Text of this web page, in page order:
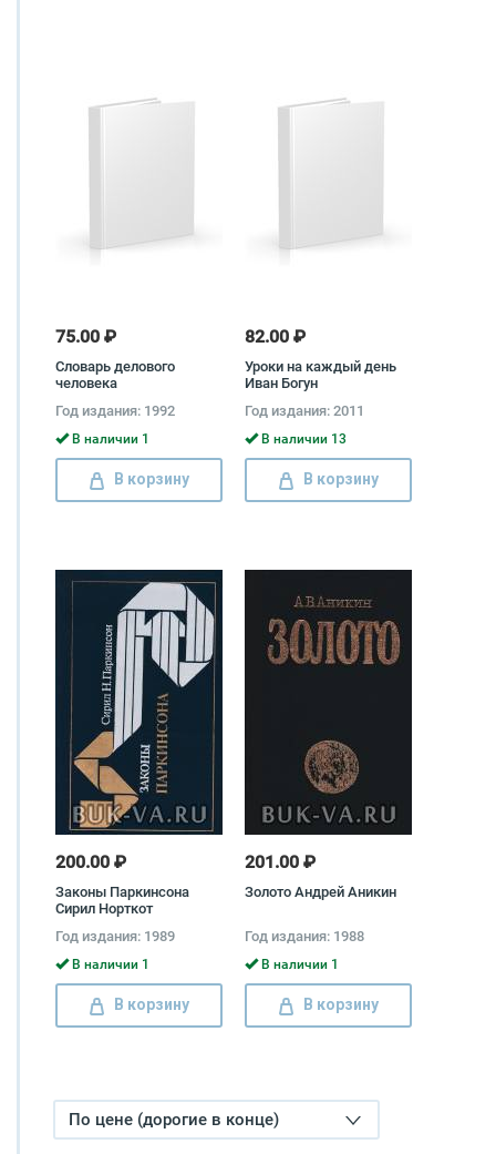
75.00 ₽
Словарь делового
человека
Год издания: 1992
В наличии 1
В корзину
82.00 ₽
Уроки на каждый день
Иван Богун
Год издания: 2011
В наличии 13
В корзину
200.00 ₽
Законы Паркинсона
Сирил Норткот
Год издания: 1989
В наличии 1
В корзину
201.00 ₽
Золото Андрей Аникин
Год издания: 1988
В наличии 1
В корзину
По цене (дорогие в конце)